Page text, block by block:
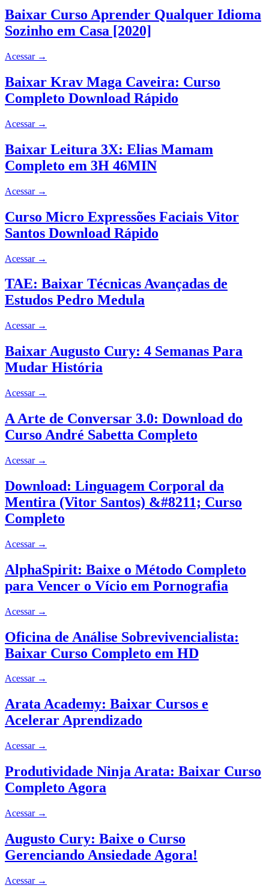
Baixar Curso Aprender Qualquer Idioma
Sozinho em Casa [2020]
Acessar →
Baixar Krav Maga Caveira: Curso
Completo Download Rápido
Acessar →
Baixar Leitura 3X: Elias Mamam
Completo em 3H 46MIN
Acessar →
Curso Micro Expressões Faciais Vitor
Santos Download Rápido
Acessar →
TAE: Baixar Técnicas Avançadas de
Estudos Pedro Medula
Acessar →
Baixar Augusto Cury: 4 Semanas Para
Mudar História
Acessar →
A Arte de Conversar 3.0: Download do
Curso André Sabetta Completo
Acessar →
Download: Linguagem Corporal da
Mentira (Vitor Santos) &#8211; Curso
Completo
Acessar →
AlphaSpirit: Baixe o Método Completo
para Vencer o Vício em Pornografia
Acessar →
Oficina de Análise Sobrevivencialista:
Baixar Curso Completo em HD
Acessar →
Arata Academy: Baixar Cursos e
Acelerar Aprendizado
Acessar →
Produtividade Ninja Arata: Baixar Curso
Completo Agora
Acessar →
Augusto Cury: Baixe o Curso
Gerenciando Ansiedade Agora!
Acessar →